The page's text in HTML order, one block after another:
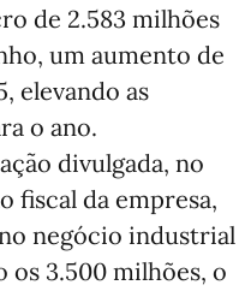
de 2.583 milhões
um aumento de
elevando as
o ano.
divulgada, no
da empresa,
negócio industrial
3.500 milhões, o